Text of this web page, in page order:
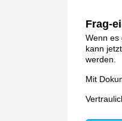
Frag-
Wenn es
kann
werden.
Mit